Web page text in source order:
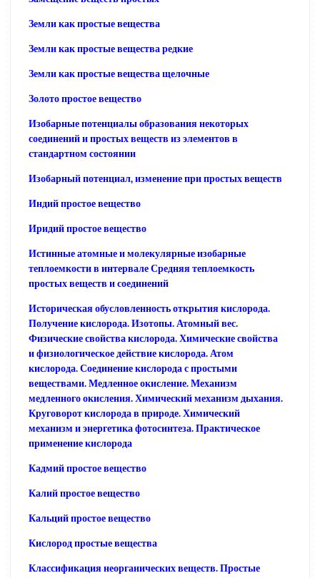
Земли как простые вещества
Земли как простые вещества редкие
Земли как простые вещества щелочные
Золото простое вещество
Изобарные потенциалы образования некоторых
соединений и простых веществ из элементов в
стандартном состоянии
Изобарный потенциал, изменение при простых веществ
Индий простое вещество
Иридий простое вещество
Истинные атомные и молекулярные изобарные
теплоемкости в интервале Средняя теплоемкость
простых веществ и соединений
Историческая обусловленность открытия кислорода.
Получение кислорода. Изотопы. Атомный вес.
Физические свойства кислорода. Химические свойства
и физиологическое действие кислорода. Атом
кислорода. Соединение кислорода с простыми
веществами. Медленное окисление. Механизм
медленного окисления. Химический механизм дыхания.
Круговорот кислорода в природе. Химический
механизм и энергетика фотосинтеза. Практическое
применение кислорода
Кадмий простое вещество
Калий простое вещество
Кальций простое вещество
Кислород простые вещества
Классификация неорганических веществ. Простые